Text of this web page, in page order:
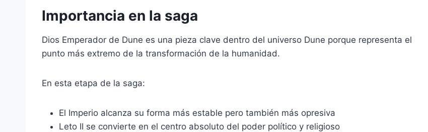
Importancia en la saga
Dios Emperador de Dune es una pieza clave dentro del universo Dune porque representa el
punto más extremo de la transformación de la humanidad.
En esta etapa de la saga:
El Imperio alcanza su forma más estable pero también más opresiva
Leto II se convierte en el centro absoluto del poder político y religioso